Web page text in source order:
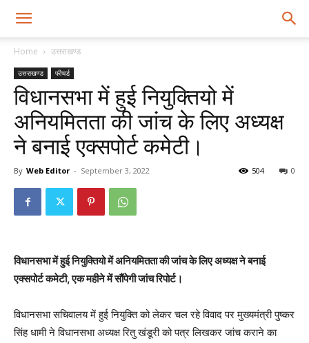
Home उत्तराखण्ड
उत्तराखण्ड फीचर्ड
विधानसभा में हुई नियुक्तियो में
अनियमितता की जांच के लिए अध्यक्ष
ने बनाई एक्सपोर्ट कमेटी।
By Web Editor - September 3, 2022 0
504
विधानसभा में हुई नियुक्तियो में अनियमितता की जांच के लिए अध्यक्ष ने बनाई
एक्सपोर्ट कमेटी, एक महीने में सौंपेगी जांच रिपोर्ट।
विधानसभा सचिवालय में हुई नियुक्ति को लेकर चल रहे विवाद पर मुख्यमंत्री पुष्कर
सिंह धामी ने विधानसभा अध्यक्ष रितु खंडूरी को पत्र लिखकर जांच कराने का